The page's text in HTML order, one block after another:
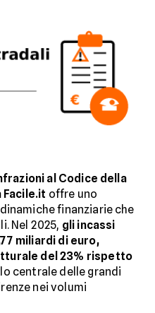
al Codice della
Facile.it offre uno
finanziarie che
Nel 2025, gli incassi
miliardi di euro,
del 23% rispetto
centrale delle grandi
nei volumi